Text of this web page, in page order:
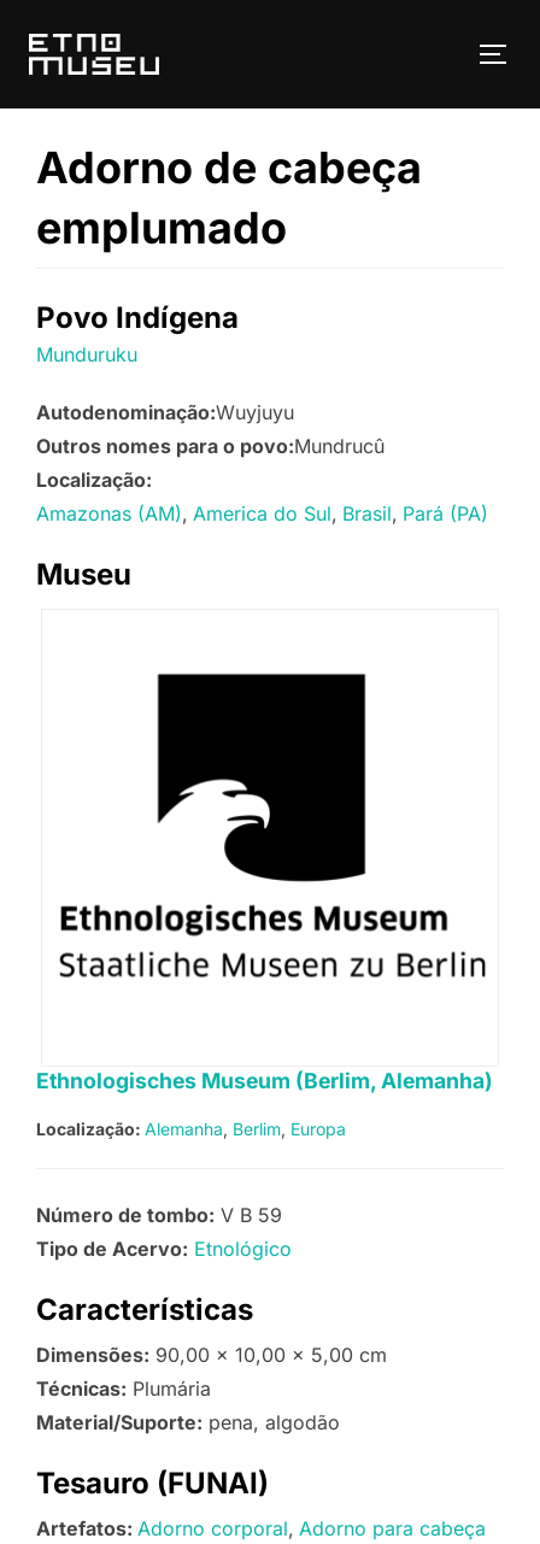
para
Adorno de cabeça
emplumado
Povo Indígena
Munduruku
Autodenominação:Wuyjuyu
Outros nomes para o povo:Mundrucû
Localização:
Amazonas (AM) America do Sul Brasil Pará (PA)
Museu
Ethnologisches Museum (Berlim, Alemanha)
Localização: Alemanha Berlim Europa
Número de tombo: V B 59
Tipo de Acervo: Etnológico
Características
Dimensões: 90,00 x 10,00 x 5,00 cm
Técnicas: Plumária
Material/Suporte: pena, algodão
Tesauro (FUNAI)
Artefatos: Adorno corporal Adorno para cabeça